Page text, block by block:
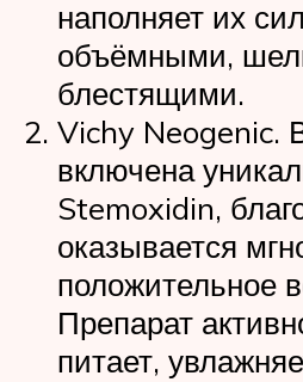
наполняет их
объёмными,
блестящими.
Vichy Neogenic.
включена
Stemoxidin,
оказывается
положительное
Препарат
питает,